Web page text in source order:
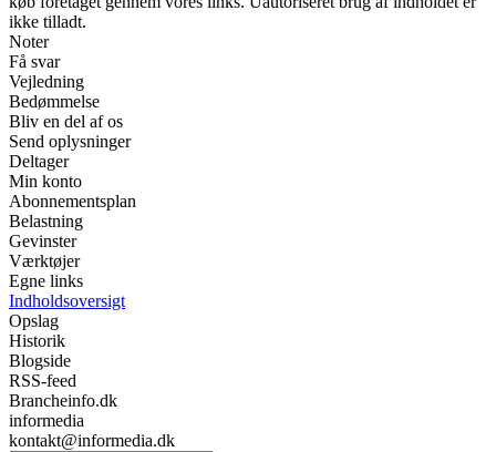
ikke tilladt.
Noter
Få svar
Vejledning
Bedømmelse
Bliv en del af os
Send oplysninger
Deltager
Min konto
Abonnementsplan
Belastning
Gevinster
Værktøjer
Egne links
Indholdsoversigt
Opslag
Historik
Blogside
RSS-feed
Brancheinfo.dk
informedia
kontakt@informedia.dk